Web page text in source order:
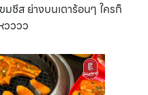
ชีส ย่างบนเตาร้อนๆ ใครก็
วววว